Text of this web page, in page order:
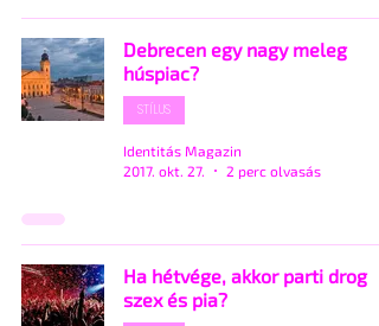
Debrecen egy nagy meleg
húspiac?
STÍLUS
Identitás Magazin
2017. okt. 27.
2 perc olvasás
Ha hétvége, akkor parti drog
szex és pia?